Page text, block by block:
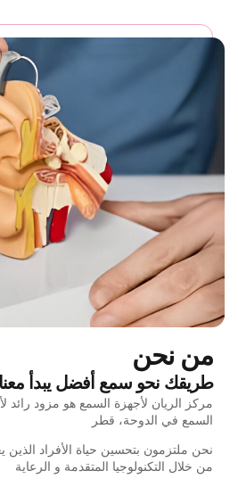
من نحن
طريقك نحو سمع أفضل يبدأ معنا
مركز الريان لأجهزة السمع هو مزود رائد
السمع في الدوحة، قطر
نحن ملتزمون بتحسين حياة الأفراد
من خلال التكنولوجيا المتقدمة و الرعاية